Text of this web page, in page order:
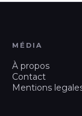
MÉDIA
À propos
Contact
Mentions